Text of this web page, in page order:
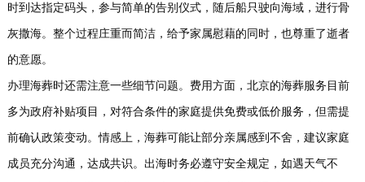
时到达指定码头，参与简单的告别仪式，随后船只驶向海域，进行骨
灰撒海。整个过程庄重而简洁，给予家属慰藉的同时，也尊重了逝者
的意愿。
办理海葬时还需注意一些细节问题。费用方面，北京的海葬服务目前
多为政府补贴项目，对符合条件的家庭提供免费或低价服务，但需提
前确认政策变动。情感上，海葬可能让部分亲属感到不舍，建议家庭
成员充分沟通，达成共识。出海时务必遵守安全规定，如遇天气不